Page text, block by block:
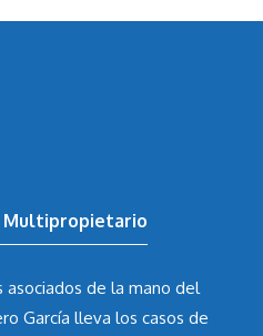
asociados de la mano del